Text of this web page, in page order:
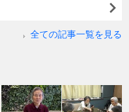
全ての記事一覧を見る